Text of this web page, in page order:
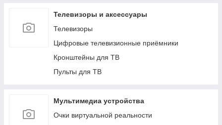
Телевизоры и аксессуары
Телевизоры
Цифровые телевизионные приёмники
Кронштейны для ТВ
Пульты для ТВ
Мультимедиа устройства
Очки виртуальной реальности